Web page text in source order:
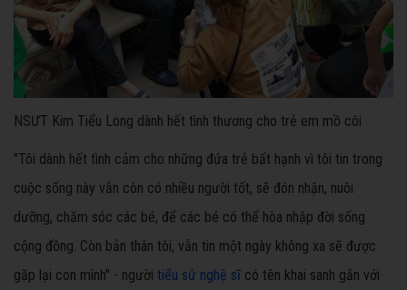
NSƯT Kim Tiểu Long dành hết tình thương cho trẻ em mồ côi
"Tôi dành hết tình cảm cho những đứa trẻ bất hạnh vì tôi tin trong
cuộc sống này vẫn còn có nhiều người tốt, sẽ đón nhận, nuôi
dưỡng, chăm sóc các bé, để các bé có thể hòa nhập đời sống
cộng đồng. Còn bản thân tôi, vẫn tin một ngày không xa sẽ được
gặp lại con mình" - người tiểu sử nghệ sĩ có tên khai sanh gắn với